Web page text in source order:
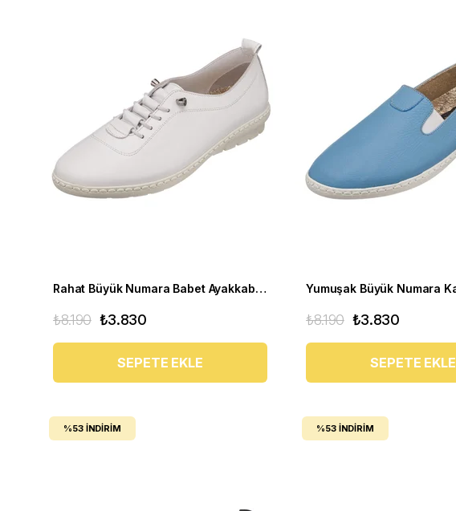
Rahat Büyük Numara Babet Ayakkabı Pr 5511 Beyaz
₺3.830
₺8.190
SEPETE EKLE
₺3.830
₺8.190
SEPETE EKLE
%53 İNDIRIM %53 İNDIRIM